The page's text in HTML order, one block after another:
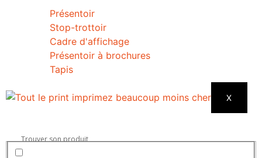
Présentoir
Stop-trottoir
Cadre d'affichage
Présentoir à brochures
Tapis
X